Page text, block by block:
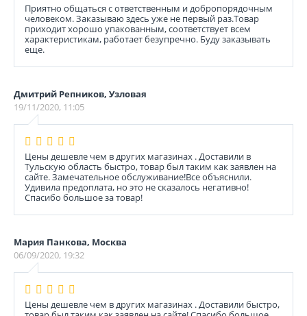
Приятно общаться с ответственным и добропорядочным
человеком. Заказываю здесь уже не первый раз.Товар
приходит хорошо упакованным, соответствует всем
характеристикам, работает безупречно. Буду заказывать
еще.
Дмитрий Репников, Узловая
19/11/2020, 11:05
Цены дешевле чем в других магазинах . Доставили в
Тульскую область быстро, товар был таким как заявлен на
сайте. Замечательное обслуживание!Все объяснили.
Удивила предоплата, но это не сказалось негативно!
Спасибо большое за товар!
Мария Панкова, Москва
06/09/2020, 19:32
Цены дешевле чем в других магазинах . Доставили быстро,